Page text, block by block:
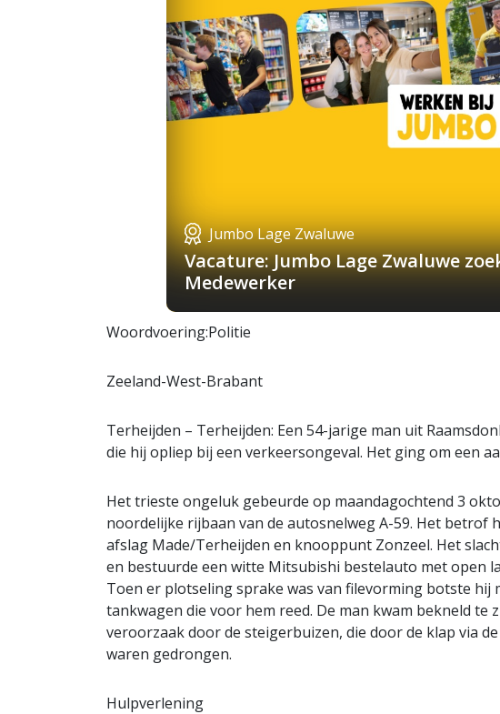
Jumbo Lage Zwaluwe
Vacature: Jumbo Lage Zwaluwe
Medewerker
Woordvoering:Politie
Zeeland-West-Brabant
Terheijden – Terheijden: Een 54-jarige man uit
die hij opliep bij een verkeersongeval. Het ging om een
Het trieste ongeluk gebeurde op maandagochtend 3
noordelijke rijbaan van de autosnelweg A-59. Het betrof
afslag Made/Terheijden en knooppunt Zonzeel. Het
en bestuurde een witte Mitsubishi bestelauto met open
Toen er plotseling sprake was van filevorming botste hij
tankwagen die voor hem reed. De man kwam bekneld te
veroorzaak door de steigerbuizen, die door de klap via
waren gedrongen.
Hulpverlening